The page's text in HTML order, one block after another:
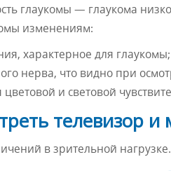
глаукомы — глаукома
изменениям:
характерное для глаукомы;
нерва, что видно при
и световой
телевизор и
в зрительной нагрузке.